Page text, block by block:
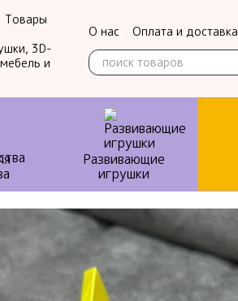
контенту
О нас
Оплата и доставка
Контактная информация
Развивающие
игрушки